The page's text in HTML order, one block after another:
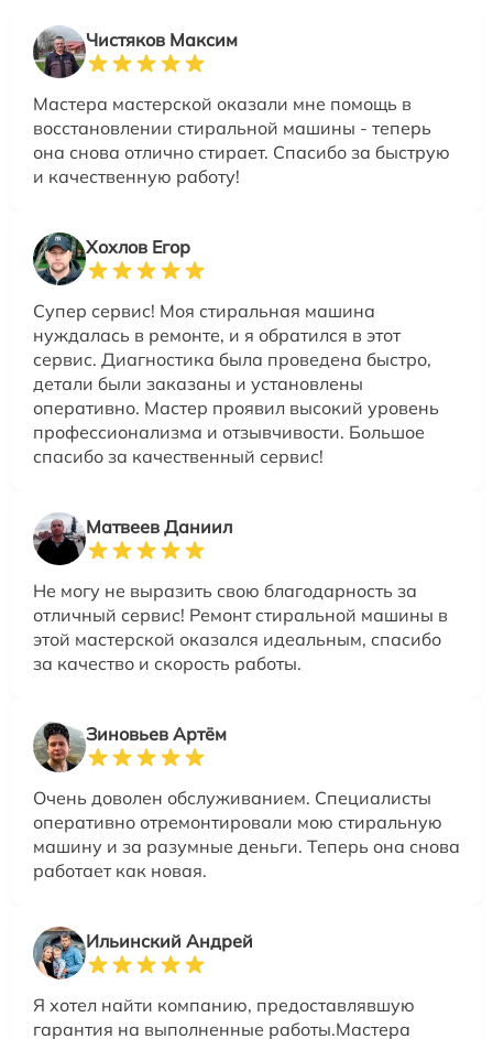
Чистяков Максим
Мастера мастерской оказали мне помощь в
восстановлении стиральной машины - теперь
она снова отлично стирает. Спасибо за быструю
и качественную работу!
Хохлов Егор
Супер сервис! Моя стиральная машина
нуждалась в ремонте, и я обратился в этот
сервис. Диагностика была проведена быстро,
детали были заказаны и установлены
оперативно. Мастер проявил высокий уровень
профессионализма и отзывчивости. Большое
спасибо за качественный сервис!
Матвеев Даниил
Не могу не выразить свою благодарность за
отличный сервис! Ремонт стиральной машины в
этой мастерской оказался идеальным, спасибо
за качество и скорость работы.
Зиновьев Артём
Очень доволен обслуживанием. Специалисты
оперативно отремонтировали мою стиральную
машину и за разумные деньги. Теперь она снова
работает как новая.
Ильинский Андрей
Я хотел найти компанию, предоставлявшую
гарантия на выполненные работы.Мастера